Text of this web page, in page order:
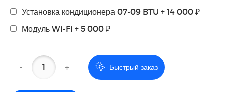
Установка кондиционера 07-09 BTU + 14 000 ₽
Модуль Wi-Fi + 5 000 ₽
- + Быстрый заказ